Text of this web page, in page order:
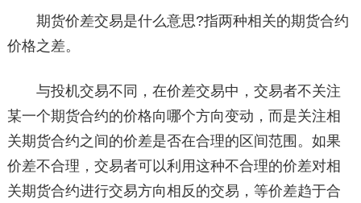
期货价差交易是什么意思?指两种相关的期货合约
价格之差。
与投机交易不同，在价差交易中，交易者不关注
某一个期货合约的价格向哪个方向变动，而是关注相
关期货合约之间的价差是否在合理的区间范围。如果
价差不合理，交易者可以利用这种不合理的价差对相
关期货合约进行交易方向相反的交易，等价差趋于合